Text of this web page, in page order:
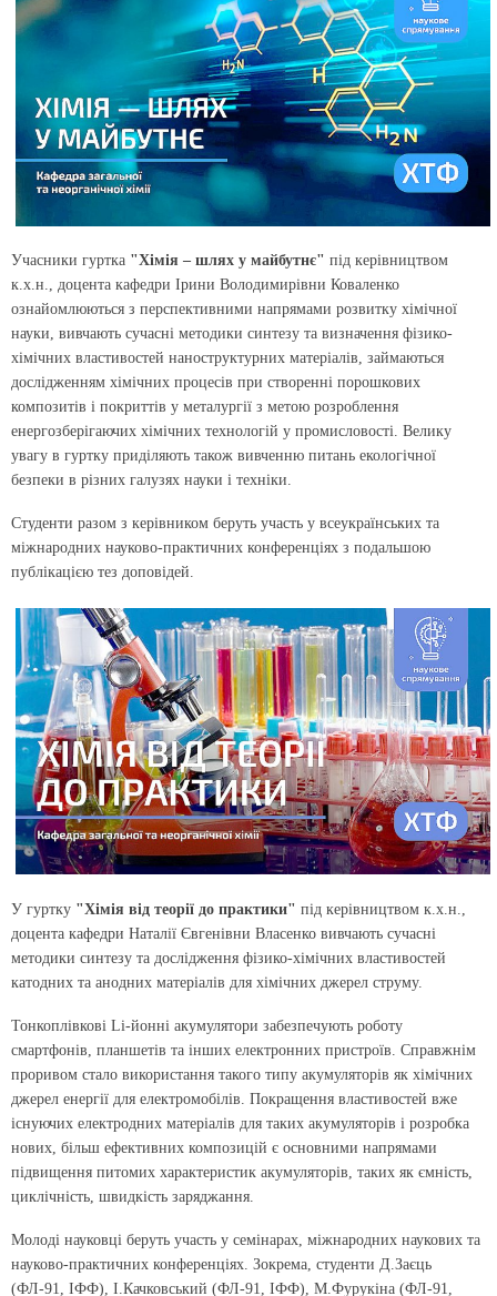
Учасники гуртка "Хімія – шлях у майбутнє" під керівництвом
к.х.н., доцента кафедри Ірини Володимирівни Коваленко
ознайомлюються з перспективними напрямами розвитку хімічної
науки, вивчають сучасні методики синтезу та визначення фізико-
хімічних властивостей наноструктурних матеріалів, займаються
дослідженням хімічних процесів при створенні порошкових
композитів і покриттів у металургії з метою розроблення
енергозберігаючих хімічних технологій у промисловості. Велику
увагу в гуртку приділяють також вивченню питань екологічної
безпеки в різних галузях науки і техніки.
Студенти разом з керівником беруть участь у всеукраїнських та
міжнародних науково-практичних конференціях з подальшою
публікацією тез доповідей.
У гуртку "Хімія від теорії до практики" під керівництвом к.х.н.,
доцента кафедри Наталії Євгенівни Власенко вивчають сучасні
методики синтезу та дослідження фізико-хімічних властивостей
катодних та анодних матеріалів для хімічних джерел струму.
Тонкоплівкові Li-йонні акумулятори забезпечують роботу
смартфонів, планшетів та інших електронних пристроїв. Справжнім
проривом стало використання такого типу акумуляторів як хімічних
джерел енергії для електромобілів. Покращення властивостей вже
існуючих електродних матеріалів для таких акумуляторів і розробка
нових, більш ефективних композицій є основними напрямами
підвищення питомих характеристик акумуляторів, таких як ємність,
циклічність, швидкість заряджання.
Молоді науковці беруть участь у семінарах, міжнародних наукових та
науково-практичних конференціях. Зокрема, студенти Д.Заєць
(ФЛ-91, ІФФ), І.Качковський (ФЛ-91, ІФФ), М.Фурукіна (ФЛ-91,